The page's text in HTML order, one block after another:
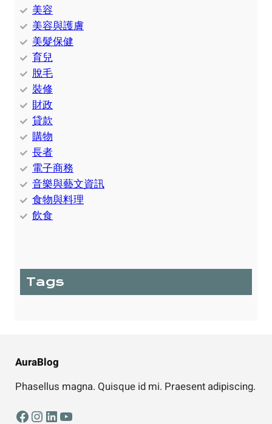
美容
美容與護膚
美髮保健
育兒
脫毛
裝修
財政
貸款
購物
長者
電子商務
音樂與藝文資訊
食物與料理
飲食
Tags
AuraBlog
Phasellus magna. Quisque id mi. Praesent adipiscing.
Facebook Instagram LinkedIn YouTube